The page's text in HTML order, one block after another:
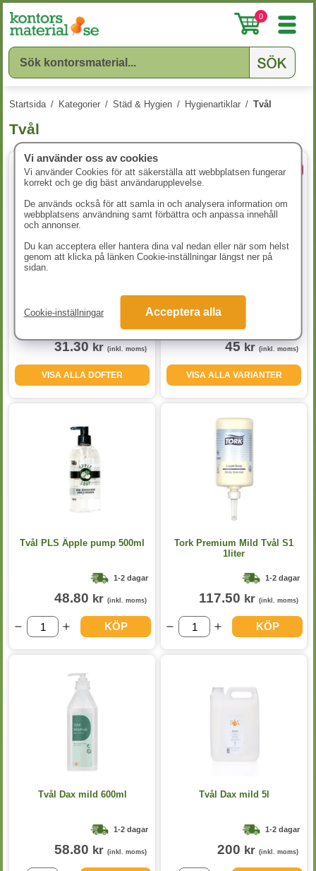
0
Startsida / Kategorier / Städ & Hygien / Hygienartiklar / Tvål
Tvål
8 Dofter
1-2 dagar
31.30kr (inkl. moms)
VISA ALLA DOFTER
5 varianter
45kr (inkl. moms)
VISA ALLA VARIANTER
Tvål PLS Äpple pump 500ml
1-2 dagar
48.80 kr (inkl. moms)
KÖP
Tork Premium Mild Tvål S1
1liter
1-2 dagar
117.50 kr (inkl. moms)
KÖP
Tvål Dax mild 600ml
1-2 dagar
58.80 kr (inkl. moms)
Tvål Dax mild 5l
1-2 dagar
200 kr (inkl. moms)
Vi använder oss av cookies
Vi använder Cookies för att säkerställa att webbplatsen fungerar
korrekt och ge dig bäst användarupplevelse.
De används också för att samla in och analysera information om
webbplatsens användning samt förbättra och anpassa innehåll
och annonser.
Du kan acceptera eller hantera dina val nedan eller när som helst
genom att klicka på länken Cookie-inställningar längst ner på
sidan.
Cookie-inställningar Acceptera alla